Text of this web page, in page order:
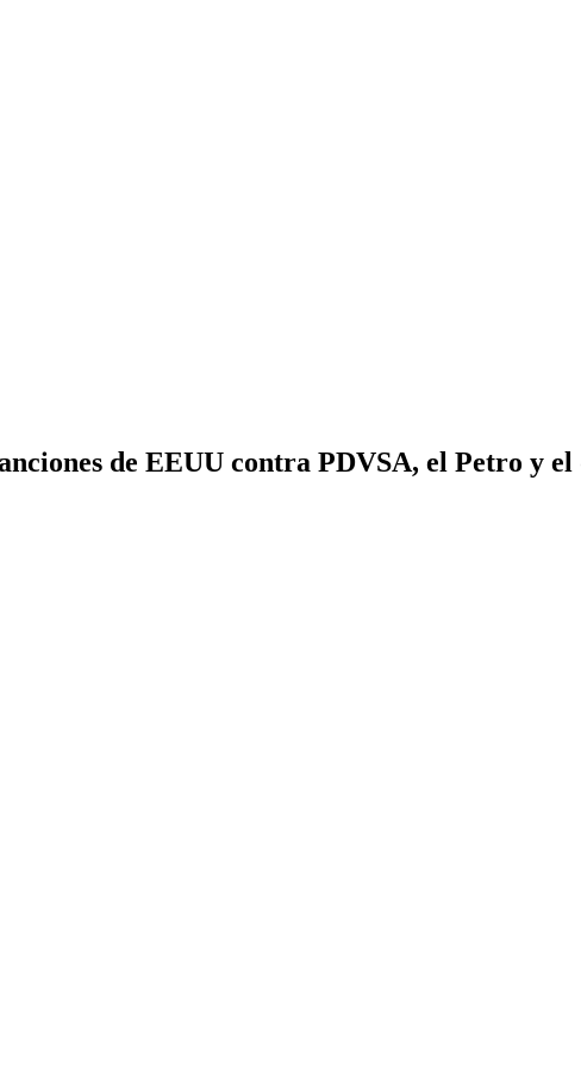
de EEUU contra PDVSA, el Petro y